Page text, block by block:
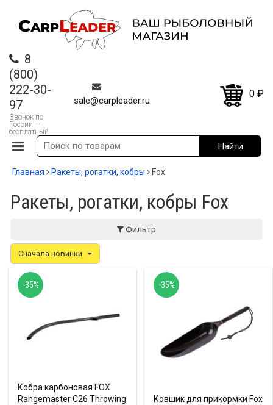
8
(800)
222-30-
97
Звонок по
России —
бесплатный
sale@carpleader.ru
0 ₽
Главная Ракеты, рогатки, кобры Fox
Ракеты, рогатки, кобры Fox
Фильтр
Сначала новинки
Кобра карбоновая FOX
Rangemaster C26 Throwing
-35%
Ковшик для прикормки Fox
-35%